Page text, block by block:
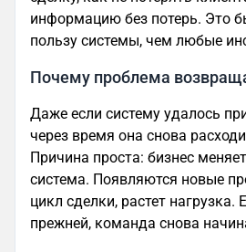
информацию без потерь. Это
пользу системы, чем любые
Почему проблема
Даже если систему удалось
через время она снова
Причина проста: бизнес
система. Появляются новые
цикл сделки, растет нагрузка.
прежней, команда снова